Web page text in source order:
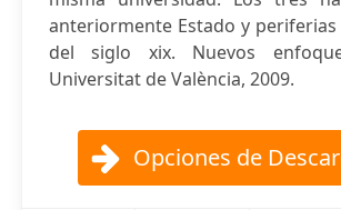
anteriormente Estado y periferias
del siglo xix. Nuevos
Universitat de València, 2009.
Opciones de